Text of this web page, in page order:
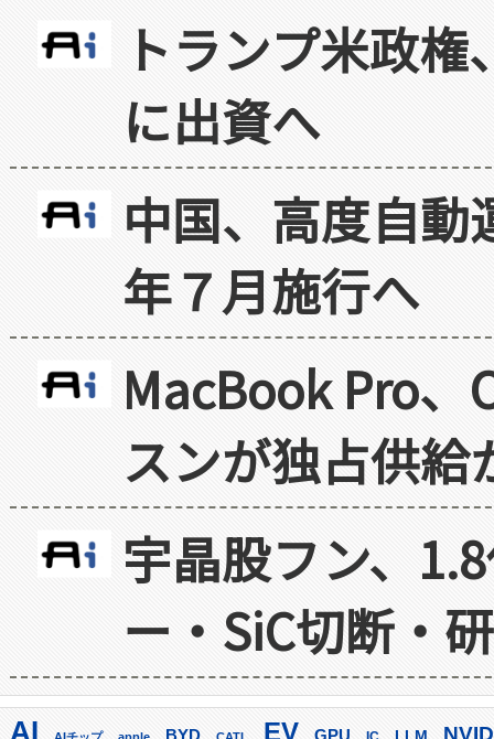
トランプ米政
に出資へ
中国、高度自
年７月施行へ
MacBook Pro
スンが独占供給
宇晶股フン、
ー・SiC切断・
AI EV